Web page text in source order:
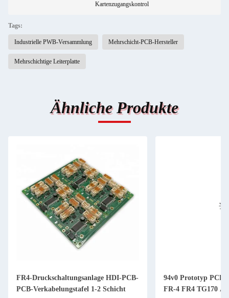
Kartenzugangskontrol
Tags:
Industrielle PWB-Versammlung Mehrschicht-PCB-Hersteller
Mehrschichtige Leiterplatte
Ähnliche Produkte
FR4-Druckschaltungsanlage HDI-PCB-
PCB-Verkabelungstafel 1-2 Schicht
94v0 Prototyp
FR-4 FR4 TG170